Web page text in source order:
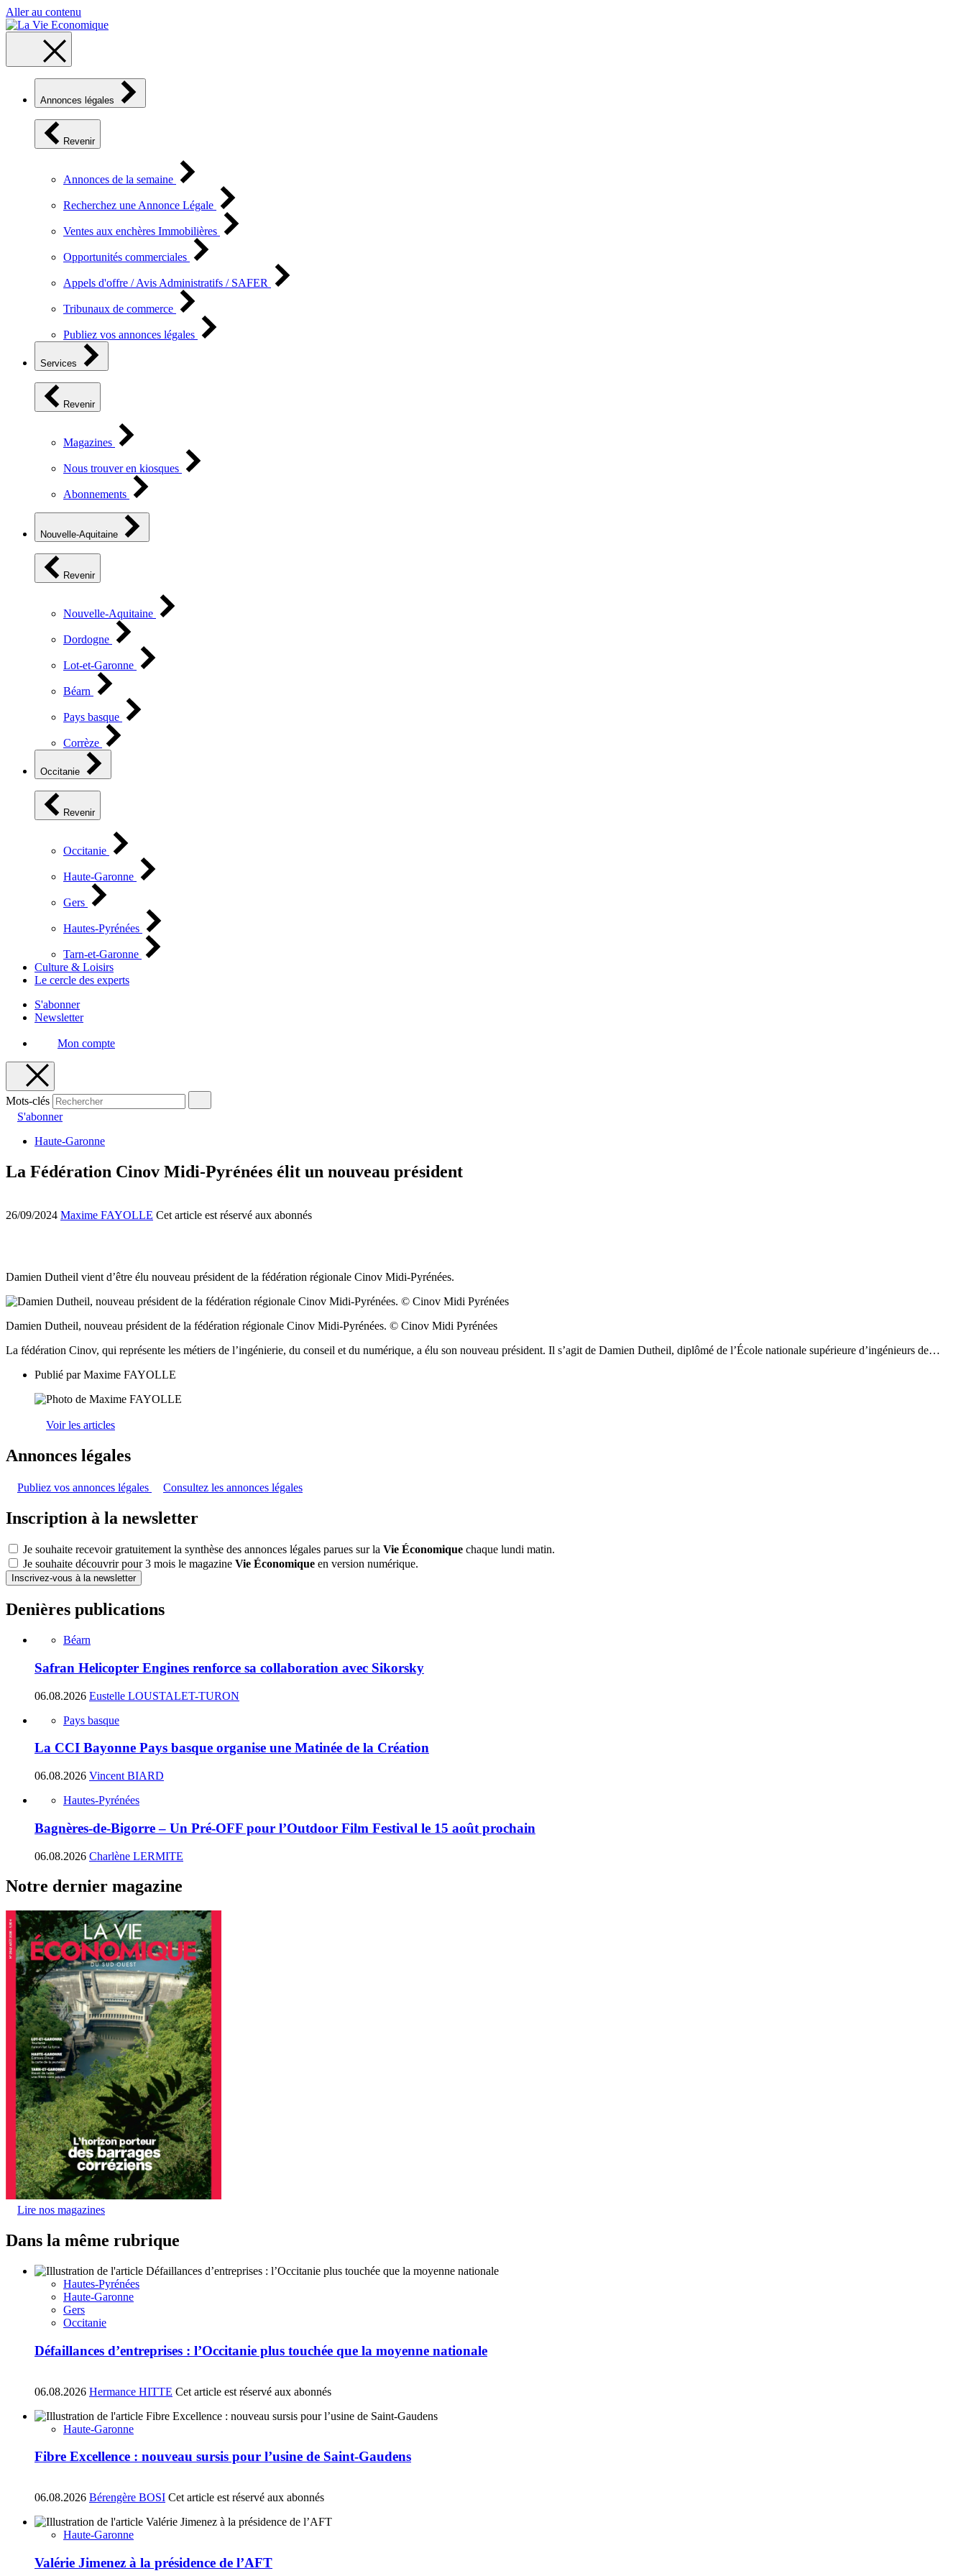
Aller au contenu
Annonces légales
Revenir
Annonces de la semaine
Recherchez une Annonce Légale
Ventes aux enchères Immobilières
Opportunités commerciales
Appels d'offre / Avis Administratifs / SAFER
Tribunaux de commerce
Publiez vos annonces légales
Services
Revenir
Magazines
Nous trouver en kiosques
Abonnements
Nouvelle-Aquitaine
Revenir
Nouvelle-Aquitaine
Dordogne
Lot-et-Garonne
Béarn
Pays basque
Corrèze
Occitanie
Revenir
Occitanie
Haute-Garonne
Gers
Hautes-Pyrénées
Tarn-et-Garonne
Culture & Loisirs
Le cercle des experts
S'abonner
Newsletter
Mon compte
Mots-clés
S'abonner
Haute-Garonne
La Fédération Cinov Midi-Pyrénées élit un nouveau président
26/09/2024 Maxime FAYOLLE Cet article est réservé aux abonnés
Damien Dutheil vient d’être élu nouveau président de la fédération régionale Cinov Midi-Pyrénées.
Damien Dutheil, nouveau président de la fédération régionale Cinov Midi-Pyrénées. © Cinov Midi Pyrénées
La fédération Cinov, qui représente les métiers de l’ingénierie, du conseil et du numérique, a élu son nouveau président. Il s’agit de Damien Dutheil, diplômé de l’École nationale supérieure d’ingénieurs de…
Publié parMaxime FAYOLLE
Voir les articles
Annonces légales
Publiez vos annonces légales Consultez les annonces légales
Inscription à la newsletter
Je souhaite recevoir gratuitement la synthèse des annonces légales parues sur la Vie Économique chaque lundi matin.
Je souhaite découvrir pour 3 mois le magazine Vie Économique en version numérique.
Inscrivez-vous à la newsletter
Denières publications
Béarn
Safran Helicopter Engines renforce sa collaboration avec Sikorsky
06.08.2026 Eustelle LOUSTALET-TURON
Pays basque
La CCI Bayonne Pays basque organise une Matinée de la Création
06.08.2026 Vincent BIARD
Hautes-Pyrénées
Bagnères-de-Bigorre – Un Pré-OFF pour l’Outdoor Film Festival le 15 août prochain
06.08.2026 Charlène LERMITE
Notre dernier magazine
Lire nos magazines
Dans la même rubrique
Hautes-Pyrénées
Haute-Garonne
Gers
Occitanie
Défaillances d’entreprises : l’Occitanie plus touchée que la moyenne nationale
06.08.2026 Hermance HITTE Cet article est réservé aux abonnés
Haute-Garonne
Fibre Excellence : nouveau sursis pour l’usine de Saint-Gaudens
06.08.2026 Bérengère BOSI Cet article est réservé aux abonnés
Haute-Garonne
Valérie Jimenez à la présidence de l’AFT